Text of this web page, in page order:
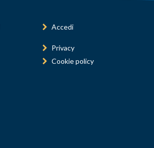
Accedi
Privacy
Cookie policy